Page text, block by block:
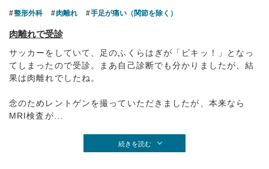
整形外科 肉離れ 手足が痛い（関節を除く）
肉離れで受診
サッカーをしていて、足のふくらはぎが「ビキッ！」となっ
てしまったので受診。まあ自己診断でも分かりましたが、結
果は肉離れでしたね。
念のためレントゲンを撮っていただきましたが、本来なら
MRI検査が...
続きを読む